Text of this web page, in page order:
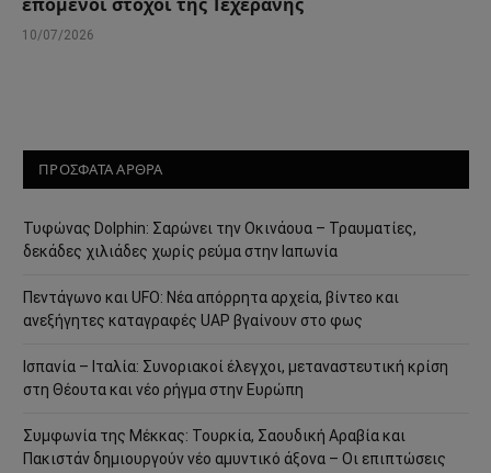
10/07/2026
ΠΡΟΣΦΑΤΑ ΑΡΘΡΑ
Τυφώνας Dolphin: Σαρώνει την Οκινάουα – Τραυματίες,
δεκάδες χιλιάδες χωρίς ρεύμα στην Ιαπωνία
Πεντάγωνο και UFO: Νέα απόρρητα αρχεία, βίντεο και
ανεξήγητες καταγραφές UAP βγαίνουν στο φως
Ισπανία – Ιταλία: Συνοριακοί έλεγχοι, μεταναστευτική κρίση
στη Θέουτα και νέο ρήγμα στην Ευρώπη
Συμφωνία της Μέκκας: Τουρκία, Σαουδική Αραβία και
Πακιστάν δημιουργούν νέο αμυντικό άξονα – Οι επιπτώσεις